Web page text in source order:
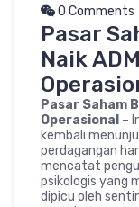
0 Comments
Pasar
Naik
Pasar Saham
Operasional –
kembali
perdagangan
mencatat
psikologis yang
dipicu oleh